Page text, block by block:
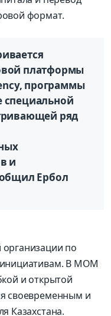
формат.
платформы
программы
специальной
ряд
и
Ербол
по
В МОМ
и открытой
своевременным и
Казахстана.